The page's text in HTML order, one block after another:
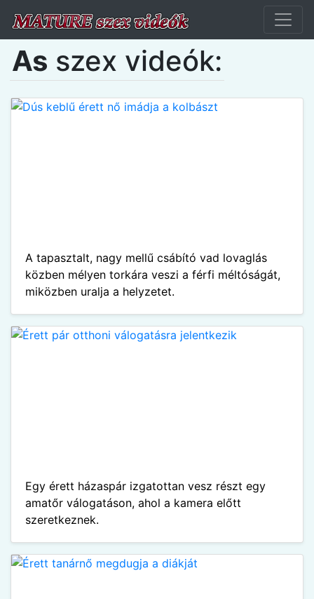
As szex videók:
A tapasztalt, nagy mellű csábító vad lovaglás
közben mélyen torkára veszi a férfi méltóságát,
miközben uralja a helyzetet.
Egy érett házaspár izgatottan vesz részt egy
amatőr válogatáson, ahol a kamera előtt
szeretkeznek.